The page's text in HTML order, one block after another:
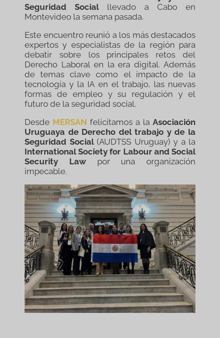
Seguridad Socialllevado a Cabo en
Montevideo la semana pasada.
Este encuentro reunió a los más destacados
expertos y especialistas de la región para
debatir sobre los principales retos del
Derecho Laboral en la era digital. Además
de temas clave como el impacto de la
tecnología y la IA en el trabajo, las nuevas
formas de empleo y su regulación y el
futuro de la seguridad social.
Desde MERSAN felicitamos a la Asociación
Uruguaya de Derecho del trabajo y de la
Seguridad Social(AUDTSS Uruguay) y a la
International Society for Labour and Social
Security Lawpor una organización
impecable.